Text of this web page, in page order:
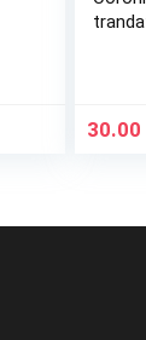
30.00